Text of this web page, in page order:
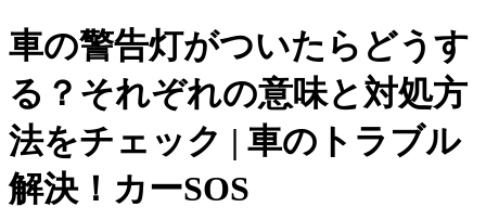
車の警告灯がついたらどうす
る？それぞれの意味と対処方
法をチェック | 車のトラブル
解決！カーSOS